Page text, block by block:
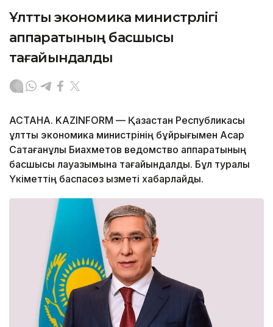
Ұлттық экономика министрлігі
аппаратының басшысы
тағайындалды
АСТАНА. KAZINFORM — Қазақстан Республикасы
ұлттық экономика министрінің бұйрығымен Асқар
Сақтағанұлы Биахметов ведомство аппаратының
басшысы лауазымына тағайындалды. Бұл туралы
Үкіметтің баспасөз қызметі хабарлайды.